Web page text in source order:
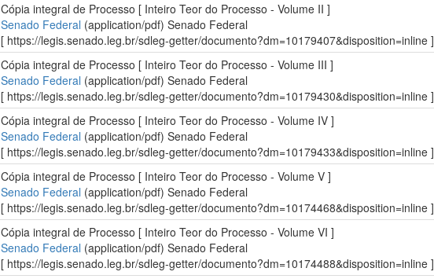
Cópia integral de Processo [ Inteiro Teor do Processo - Volume II ]
Senado Federal (application/pdf) Senado Federal
[ https://legis.senado.leg.br/sdleg-getter/documento?dm=10179407&disposition=inline ]
Cópia integral de Processo [ Inteiro Teor do Processo - Volume III ]
Senado Federal (application/pdf) Senado Federal
[ https://legis.senado.leg.br/sdleg-getter/documento?dm=10179430&disposition=inline ]
Cópia integral de Processo [ Inteiro Teor do Processo - Volume IV ]
Senado Federal (application/pdf) Senado Federal
[ https://legis.senado.leg.br/sdleg-getter/documento?dm=10179433&disposition=inline ]
Cópia integral de Processo [ Inteiro Teor do Processo - Volume V ]
Senado Federal (application/pdf) Senado Federal
[ https://legis.senado.leg.br/sdleg-getter/documento?dm=10174468&disposition=inline ]
Cópia integral de Processo [ Inteiro Teor do Processo - Volume VI ]
Senado Federal (application/pdf) Senado Federal
[ https://legis.senado.leg.br/sdleg-getter/documento?dm=10174488&disposition=inline ]